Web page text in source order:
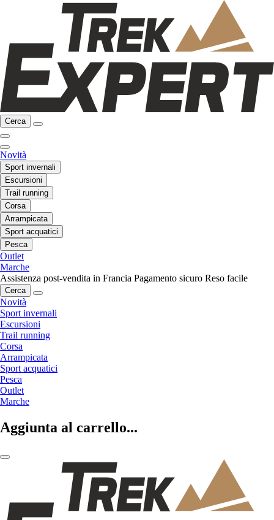
Cerca
Novità
Sport invernali
Escursioni
Trail running
Corsa
Arrampicata
Sport acquatici
Pesca
Outlet
Marche
Assistenza post-vendita in Francia Pagamento sicuro Reso facile
Cerca
Novità
Sport invernali
Escursioni
Trail running
Corsa
Arrampicata
Sport acquatici
Pesca
Outlet
Marche
Aggiunta al carrello...